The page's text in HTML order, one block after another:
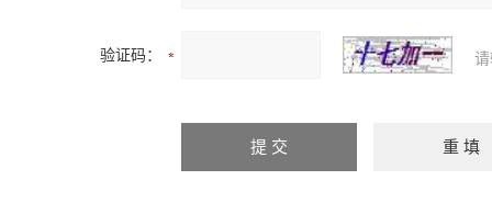
验证码：